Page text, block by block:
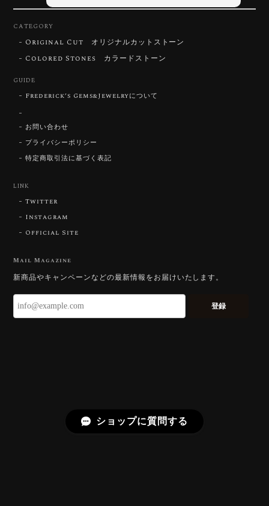
2026/07/30
いです。 ウルウルとギラギラを一度に見ることができ
る不思議なカットだと感じました。強い煌めきだけで
です。Star Rose Cut™ は中心から外へ広
CATEGORY
Original Cut オリジナルカットストーン
Colored Stones カラードストーン
GUIDE
Frederick’s Gems&Jewelryについて
お問い合わせ
プライバシーポリシー
特定商取引法に基づく表記
LINK
Twitter
Instagram
Official Site
Mail Magazine
新商品やキャンペーンなどの最新情報をお届けいたします。
登録
ショップに質問する